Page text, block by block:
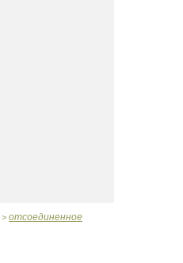
> отсоединенное